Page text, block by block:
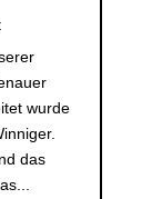
wurde
das